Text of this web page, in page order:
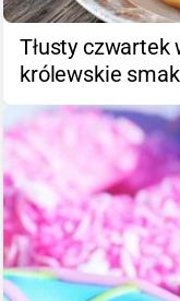
Tłusty
królewskie